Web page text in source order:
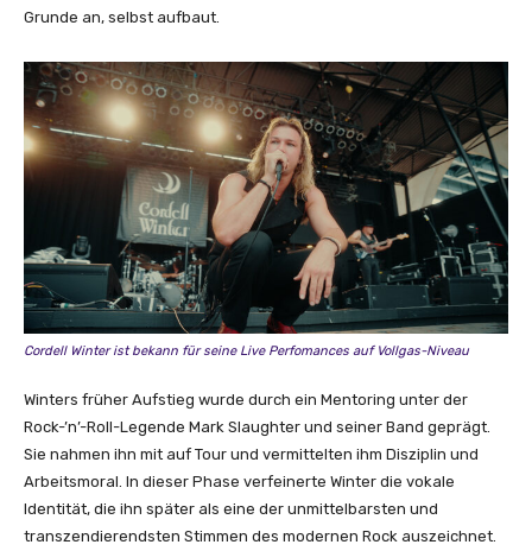
Grunde an, selbst aufbaut.
Cordell Winter ist bekann für seine Live Perfomances auf Vollgas-Niveau
Winters früher Aufstieg wurde durch ein Mentoring unter der
Rock-’n’-Roll-Legende Mark Slaughter und seiner Band geprägt.
Sie nahmen ihn mit auf Tour und vermittelten ihm Disziplin und
Arbeitsmoral. In dieser Phase verfeinerte Winter die vokale
Identität, die ihn später als eine der unmittelbarsten und
transzendierendsten Stimmen des modernen Rock auszeichnet.